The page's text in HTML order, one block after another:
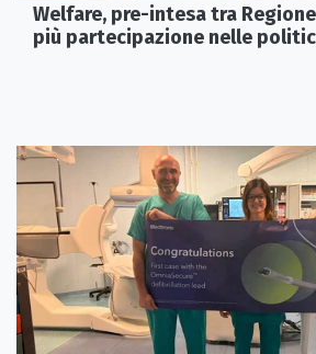
Welfare, pre-intesa tra
più partecipazione nelle